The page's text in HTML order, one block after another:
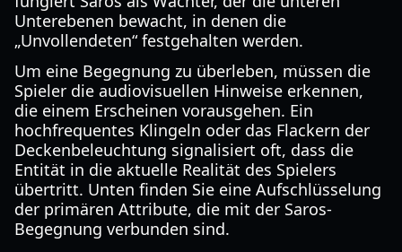
Unterebenen bewacht, in denen die
„Unvollendeten“ festgehalten werden.
Um eine Begegnung zu überleben, müssen die
Spieler die audiovisuellen Hinweise erkennen,
die einem Erscheinen vorausgehen. Ein
hochfrequentes Klingeln oder das Flackern der
Deckenbeleuchtung signalisiert oft, dass die
Entität in die aktuelle Realität des Spielers
übertritt. Unten finden Sie eine Aufschlüsselung
der primären Attribute, die mit der Saros-
Begegnung verbunden sind.